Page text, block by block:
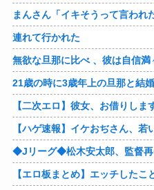
連れて行かれた
【エロ板まとめ】エッチしたこ